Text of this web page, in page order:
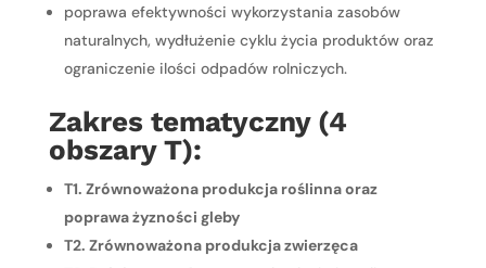
poprawa efektywności wykorzystania zasobów
naturalnych, wydłużenie cyklu życia produktów oraz
ograniczenie ilości odpadów rolniczych.
Zakres tematyczny (4
obszary T):
T1. Zrównoważona produkcja roślinna oraz
poprawa żyzności gleby
T2. Zrównoważona produkcja zwierzęca